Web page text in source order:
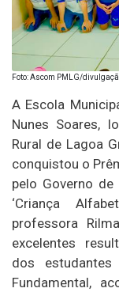
Foto: Ascom PMLG/
A Escola
Nunes Soares,
Rural de Lagoa
conquistou o
pelo Governo
‘Criança
professora
excelentes
dos
Fundamental,